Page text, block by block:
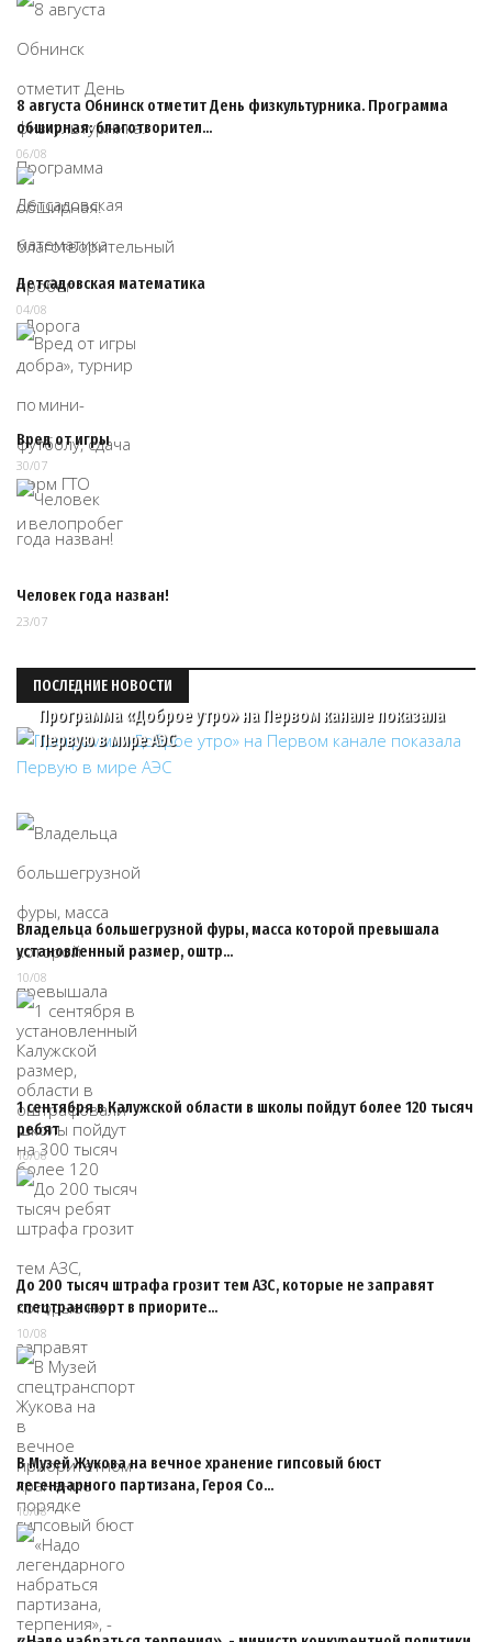
8 августа Обнинск отметит День физкультурника. Программа
обширная: благотворител…
06/08
Детсадовская математика
04/08
Вред от игры
30/07
Человек года назван!
23/07
ПОСЛЕДНИЕ НОВОСТИ
Программа «Доброе утро» на Первом канале показала
Первую в мире АЭС
Владельца большегрузной фуры, масса которой превышала
установленный размер, оштр…
10/08
1 сентября в Калужской области в школы пойдут более 120 тысяч
ребят
10/08
До 200 тысяч штрафа грозит тем АЗС, которые не заправят
спецтранспорт в приорите…
10/08
В Музей Жукова на вечное хранение гипсовый бюст
легендарного партизана, Героя Со…
10/08